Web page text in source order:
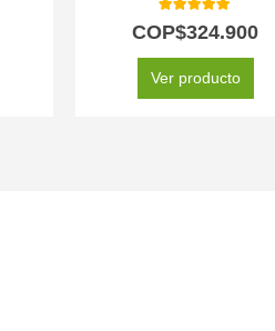
5.00
COP$324.900
Ver producto